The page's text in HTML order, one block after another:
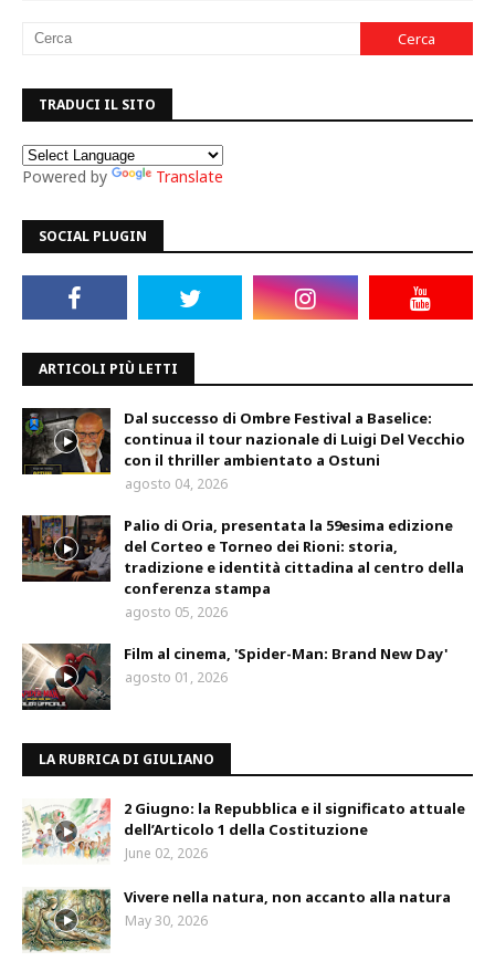
TRADUCI IL SITO
Powered by Translate
SOCIAL PLUGIN
ARTICOLI PIÙ LETTI
Dal successo di Ombre Festival a Baselice:
continua il tour nazionale di Luigi Del Vecchio
con il thriller ambientato a Ostuni
agosto 04, 2026
Palio di Oria, presentata la 59esima edizione
del Corteo e Torneo dei Rioni: storia,
tradizione e identità cittadina al centro della
conferenza stampa
agosto 05, 2026
Film al cinema, 'Spider-Man: Brand New Day'
agosto 01, 2026
LA RUBRICA DI GIULIANO
2 Giugno: la Repubblica e il significato attuale
dell’Articolo 1 della Costituzione
June 02, 2026
Vivere nella natura, non accanto alla natura
May 30, 2026